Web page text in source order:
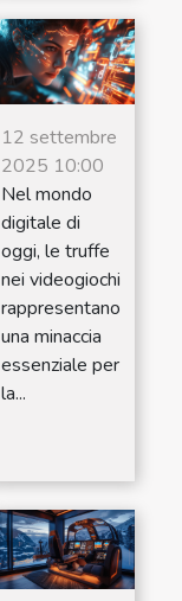
12 settembre
2025 10:00
Nel mondo
digitale di
oggi, le truffe
nei videogiochi
rappresentano
una minaccia
essenziale per
la...